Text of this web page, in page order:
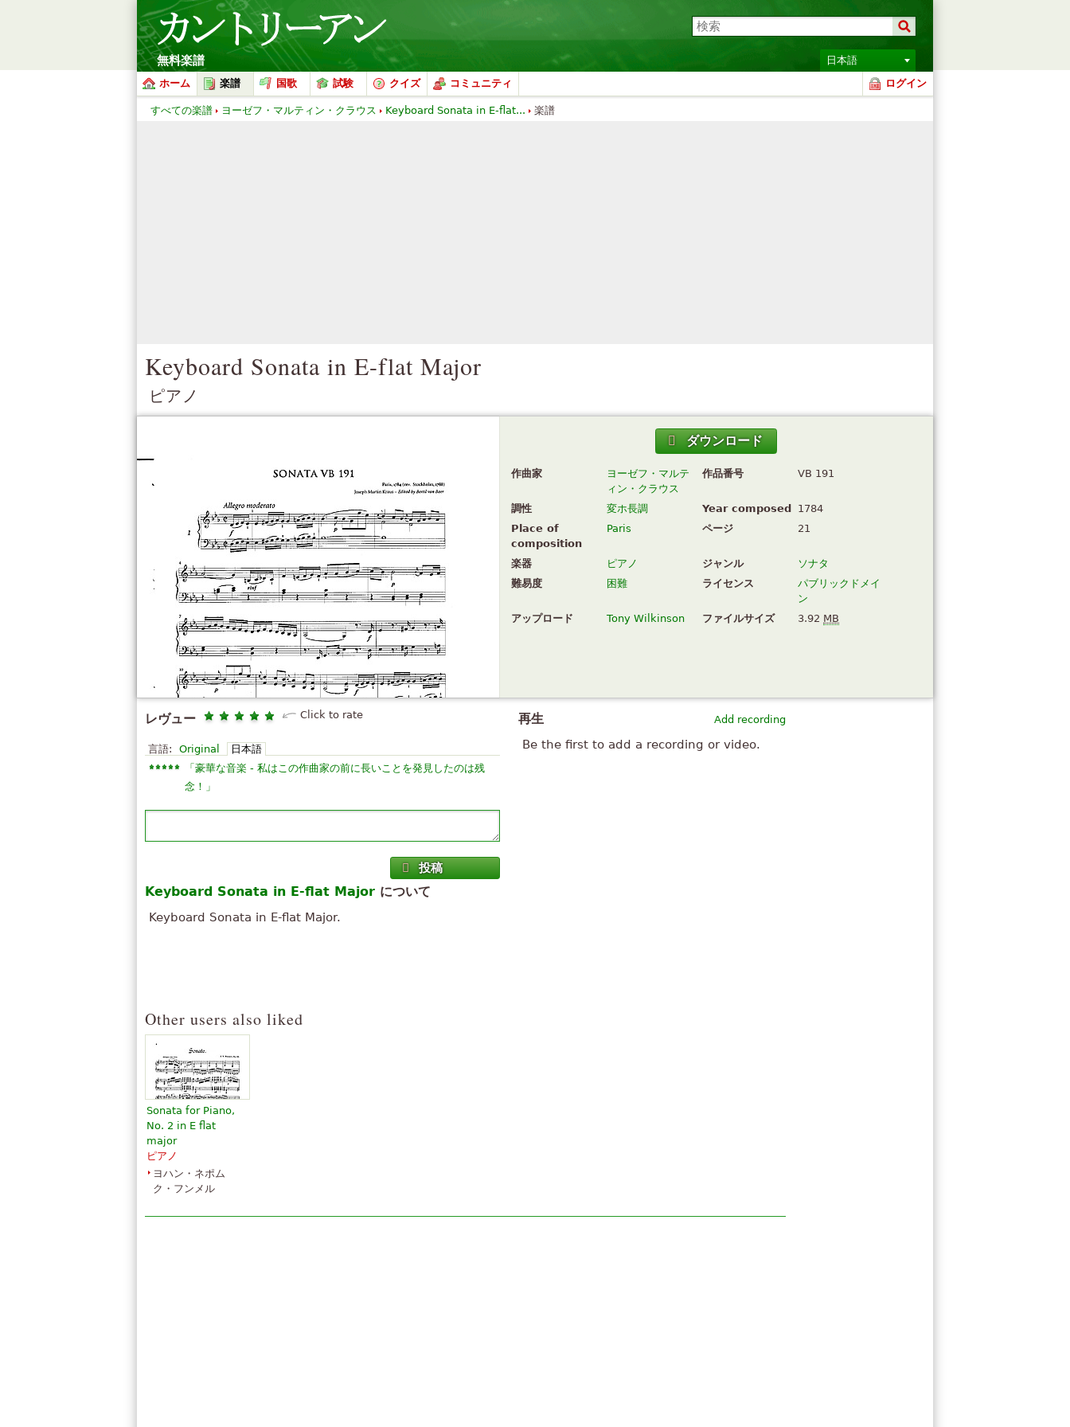
無料楽譜
日本語
ホーム
楽譜 国歌 試験 クイズ コミュニティ ログイン
Keyboard Sonata in E-flat Major
ピアノ
ダウンロード
作曲家
ヨーゼフ・マルテ
ィン・クラウス
作品番号 VB 191
調性 変ホ長調 Year composed
1784
Place of
composition
Paris ページ 21
楽器 ピアノ ジャンル
ソナタ
難易度
困難 ライセンス
パブリックドメイ
ン
アップロード
Tony Wilkinson ファイルサイズ 3.92 MB
Add recording
再生
Be the first to add a recording or video.
レヴュー Click to rate
言語: Original 日本語
「豪華な音楽 - 私はこの作曲家の前に長いことを発見したのは残
念！ 」
投稿
Keyboard Sonata in E-flat Major について
Keyboard Sonata in E-flat Major.
Other users also liked
Sonata for Piano,
No. 2 in E flat
major
ピアノ
ヨハン・ネポム
ク・フンメル
すべての楽譜 ヨーゼフ・マルティン・クラウス Keyboard Sonata in E-flat... 楽譜